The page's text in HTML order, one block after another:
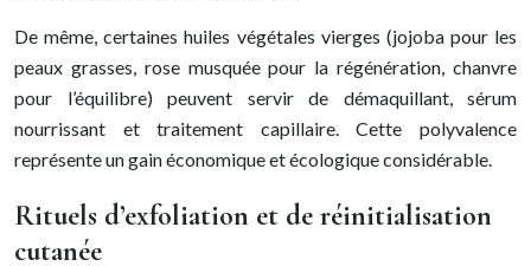
De même, certaines huiles végétales vierges (jojoba pour les
peaux grasses, rose musquée pour la régénération, chanvre
pour l’équilibre) peuvent servir de démaquillant, sérum
nourrissant et traitement capillaire. Cette polyvalence
représente un gain économique et écologique considérable.
Rituels d’exfoliation et de réinitialisation
cutanée